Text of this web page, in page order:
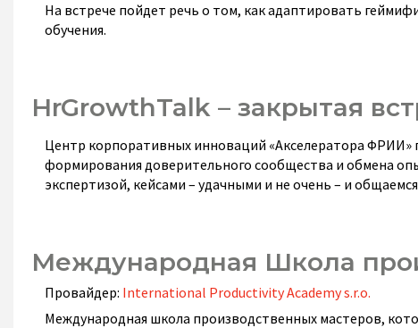
На встрече пойдет речь о том, как адаптировать
обучения.
HrGrowthTalk – закрытая
Центр корпоративных инноваций «Акселератора
формирования доверительного сообщества и обмена
экспертизой, кейсами – удачными и не очень – и
Международная Школа
Провайдер: International Productivity Academy s.r.o.
Международная школа производственных мастеров,